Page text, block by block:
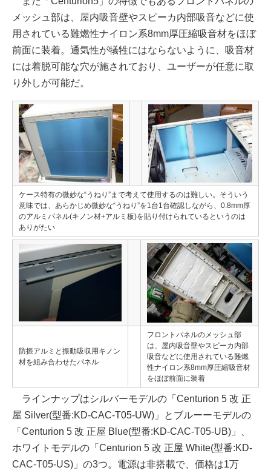
メッシュ部は、屋内吸音壁やスピーカ内部吸音などに使
用されている難燃性ナイロン系8mm厚圧縮吸音材をほぼ
前面に装着。通気性が犠牲にはならないように、吸音材
には着脱可能な穴が施されており、ユーザーが任意に取
り外しが可能だ。
ケース特有の微妙な“うねり”まで考えて使用するのは難しい。そういう
意味では、あらかじめ微妙な“うねり”を1台1台確認しながら、0.8mm厚
のアルミパネル(キノン材+アルミ板)を貼り付けられているというのは
ありがたい
防振アルミと振動吸収用キノン
材を組み合わせたパネル
フロントパネルのメッシュ部
は、屋内吸音壁やスピーカ内部
吸音などに使用されている難燃
性ナイロン系8mm厚圧縮吸音材
をほぼ前面に装着
ラインナップはシルバーモデルの「Centurion 5 改 正
屋 Silver(型番:KD-CAC-T05-UW)」とブルーーモデルの
「Centurion 5 改 正屋 Blue(型番:KD-CAC-T05-UB)」、
ホワイトモデルの「Centurion 5 改 正屋 White(型番:KD-
CAC-T05-US)」の3つ。電源は非搭載で、価格は1万